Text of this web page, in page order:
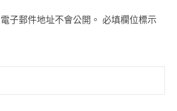
子郵件地址不會公開。 必填欄位標示